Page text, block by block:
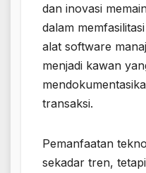
dan inovasi
dalam
alat software
menjadi kawan
transaksi.
Pemanfaatan
sekadar tren,